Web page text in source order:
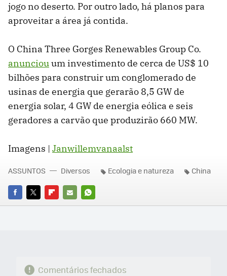
jogo no deserto. Por outro lado, há planos para
aproveitar a área já contida.
O China Three Gorges Renewables Group Co.
anunciouum investimento de cerca de US$ 10
bilhões para construir um conglomerado de
usinas de energia que gerarão 8,5 GW de
energia solar, 4 GW de energia eólica e seis
geradores a carvão que produzirão 660 MW.
Imagens | Janwillemvanaalst
FACEBOOK
TWITTERFLIPBOARD
E-
WHATSAPP
ASSUNTOS Diversos Ecologia e natureza China
Comentários fechados